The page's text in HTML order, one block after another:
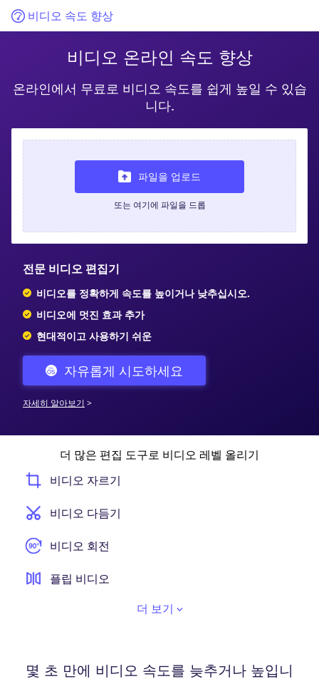
비디오 속도 향상
비디오 온라인 속도 향상
온라인에서 무료로 비디오 속도를 쉽게 높일 수 있습
니다.
파일을 업로드
또는 여기에 파일을 드롭
전문 비디오 편집기
비디오를 정확하게 속도를 높이거나 낮추십시오.
비디오에 멋진 효과 추가
현대적이고 사용하기 쉬운
자유롭게 시도하세요
자세히 알아보기 >
더 많은 편집 도구로 비디오 레벨 올리기
비디오 자르기
비디오 다듬기
비디오 회전
플립 비디오
더 보기
몇 초 만에 비디오 속도를 늦추거나 높입니